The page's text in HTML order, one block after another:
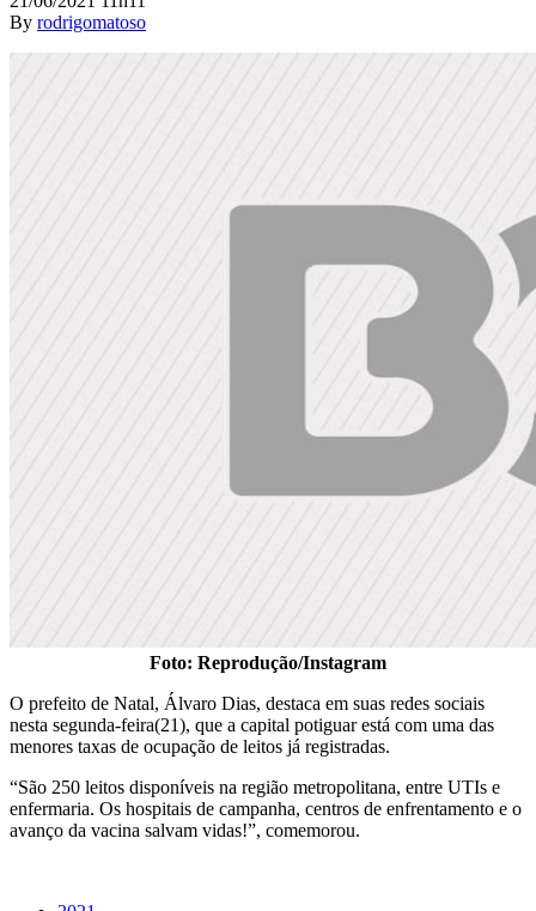
By rodrigomatoso
Foto: Reprodução/Instagram
O prefeito de Natal, Álvaro Dias, destaca em suas redes sociais
nesta segunda-feira(21), que a capital potiguar está com uma das
menores taxas de ocupação de leitos já registradas.
“São 250 leitos disponíveis na região metropolitana, entre UTIs e
enfermaria. Os hospitais de campanha, centros de enfrentamento e o
avanço da vacina salvam vidas!”, comemorou.